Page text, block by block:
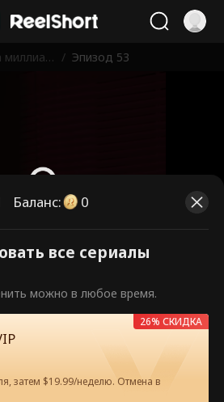
миллиар
/ Эпизод 53
эпизоды.
чтобы смотреть.
сейчас
бесплатно в приложении
Баланс: 0
все сериалы
можно в любое время.
затем $19.99/неделю. Отмена в
26% СКИДКА